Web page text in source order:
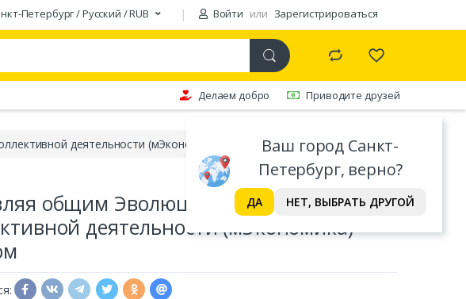
Петербург / Русский / RUB Войти или Зарегистрироваться
Ваш город Санкт-
Петербург, верно?
ДА НЕТ, ВЫБРАТЬ ДРУГОЙ
Делаем добро Приводите друзей
деятельности (мЭкономика) Остром
общим Эволюция институтов
деятельности (мЭкономика)